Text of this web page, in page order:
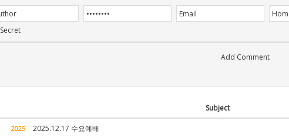
Secret
Subject
2025 2025.12.17 수요예배